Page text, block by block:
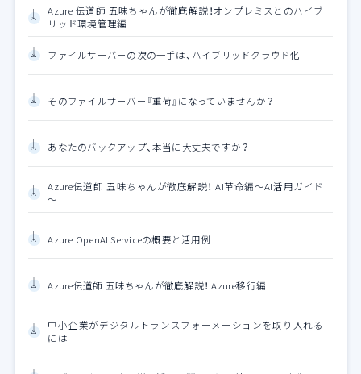
Azure 伝道師 五味ちゃんが徹底解説！オンプレミスとのハイブ
リッド環境管理編
ファイルサーバーの次の一手は、ハイブリッドクラウド化
そのファイルサーバー『重荷』になっていませんか？
あなたのバックアップ、本当に大丈夫ですか？
Azure伝道師 五味ちゃんが徹底解説！ AI革命編～AI活用ガイド
～
Azure OpenAI Serviceの概要と活用例
Azure伝道師 五味ちゃんが徹底解説！ Azure移行編
中小企業がデジタルトランスフォーメーションを取り入れる
には